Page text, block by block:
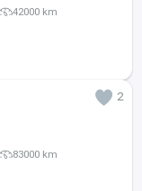
42000 km
2
83000 km